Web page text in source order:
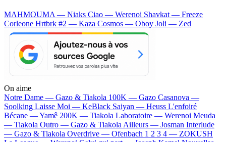
MAHMOUMA — Niaks Ciao — Werenoi Shavkat — Freeze
Corleone Hrtbrk #2 — Kaza Cosmos — Oboy Joli — Zed
On aime
Notre Dame — Gazo & Tiakola 100K — Gazo Casanova —
Soolking Laisse Moi — KeBlack Saiyan — Heuss L'enfoiré
Bécane —Yamê 200K — Tiakola Laboratoire — Werenoi Meuda
— Tiakola Outro — Gazo & Tiakola Ailleurs — Josman Interlude
— Gazo & Tiakola Overdrive — Ofenbach 1 2 3 4 — ZOKUSH